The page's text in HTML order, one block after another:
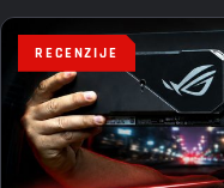
RECENZIJE